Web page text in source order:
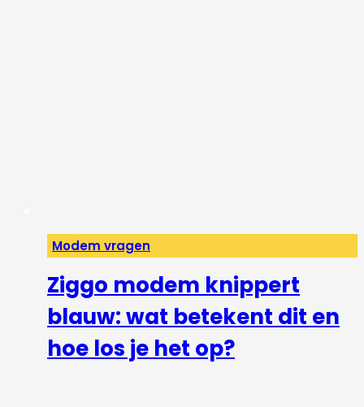
Modem vragen
Ziggo modem knippert
blauw: wat betekent dit en
hoe los je het op?